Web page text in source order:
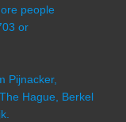
people
or
Pijnacker,
Hague, Berkel